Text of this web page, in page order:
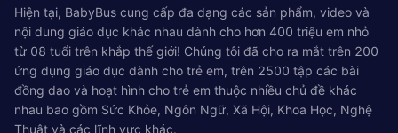
Hiện tại, BabyBus cung cấp đa dạng các sản phẩm, video và
nội dung giáo dục khác nhau dành cho hơn 400 triệu em nhỏ
từ 08 tuổi trên khắp thế giới! Chúng tôi đã cho ra mắt trên 200
ứng dụng giáo dục dành cho trẻ em, trên 2500 tập các bài
đồng dao và hoạt hình cho trẻ em thuộc nhiều chủ đề khác
nhau bao gồm Sức Khỏe, Ngôn Ngữ, Xã Hội, Khoa Học, Nghệ
Thuật và các lĩnh vực khác.